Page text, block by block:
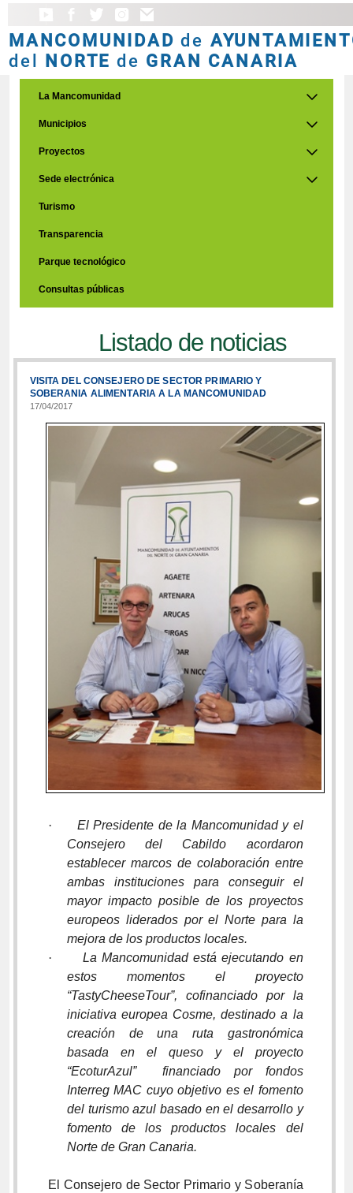
MANCOMUNIDAD de
del NORTE de GRAN CANARIA
La Mancomunidad
Municipios
Proyectos
Sede electrónica
Turismo
Transparencia
Parque tecnológico
Consultas públicas
Listado de noticias
VISITA DEL CONSEJERO DE SECTOR PRIMARIO Y
SOBERANIA ALIMENTARIA A LA MANCOMUNIDAD
17/04/2017
·
El Presidente de la Mancomunidad y el
Consejero del Cabildo acordaron
establecer marcos de colaboración entre
ambas instituciones para conseguir el
mayor impacto posible de los proyectos
europeos liderados por el Norte para la
mejora de los productos locales.
·
La Mancomunidad está ejecutando en
estos momentos el proyecto
“TastyCheeseTour”, cofinanciado por la
iniciativa europea Cosme, destinado a la
creación de una ruta gastronómica
basada en el queso y el proyecto
“EcoturAzul” financiado por fondos
Interreg MAC cuyo objetivo es el fomento
del turismo azul basado en el desarrollo y
fomento de los productos locales del
Norte de Gran Canaria.
El Consejero de Sector Primario y Soberanía